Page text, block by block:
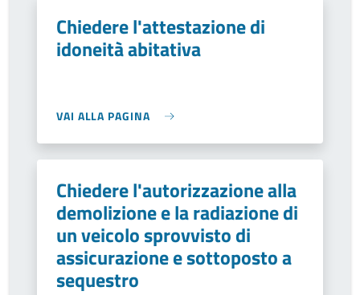
Chiedere l'attestazione di
idoneità abitativa
VAI ALLA PAGINA
Chiedere l'autorizzazione alla
demolizione e la radiazione di
un veicolo sprovvisto di
assicurazione e sottoposto a
sequestro